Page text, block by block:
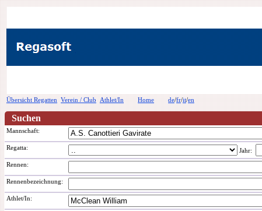
Übersicht Regatten Verein / Club Athlet/In Home de/fr/it/en
Suchen
Mannschaft:
Regatta:
Jahr:
Rennen:
Rennenbezeichnung:
Athlet/In: